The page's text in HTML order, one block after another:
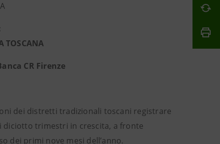
TOSCANA
CR Firenze
dei distretti tradizionali toscani registrare
diciotto trimestri in crescita, a fronte
dei primi nove mesi dell’anno.